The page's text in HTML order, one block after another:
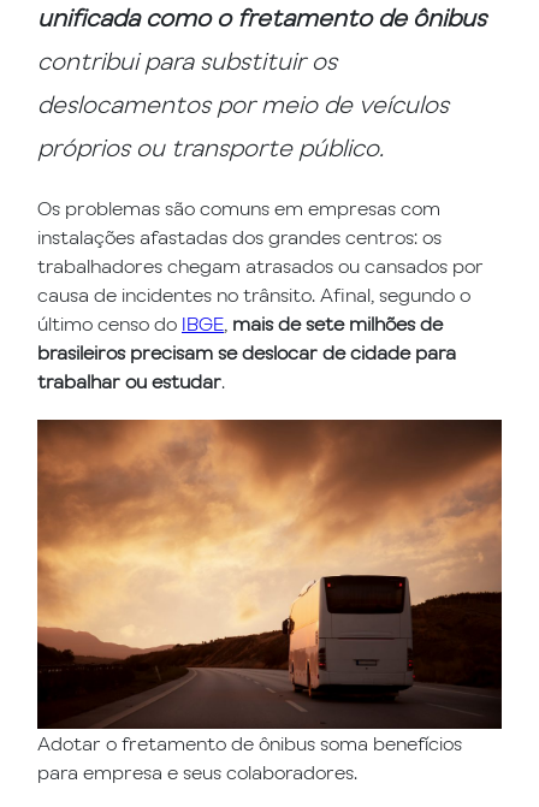
unificada como o fretamento de ônibus
contribui para substituir os
deslocamentos por meio de veículos
próprios ou transporte público.
Os problemas são comuns em empresas com
instalações afastadas dos grandes centros: os
trabalhadores chegam atrasados ou cansados por
causa de incidentes no trânsito. Afinal, segundo o
último censo do IBGE mais de sete milhões de
brasileiros precisam se deslocar de cidade para
trabalhar ou estudar.
Adotar o fretamento de ônibus soma benefícios
para empresa e seus colaboradores.